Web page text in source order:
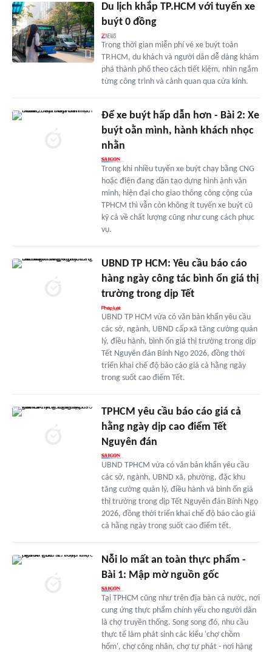
Du lịch khắp TP.HCM với tuyến xe
buýt 0 đồng
Trong thời gian miễn phí vé xe buýt toàn
TP.HCM, du khách và người dân dễ dàng khám
phá thành phố theo cách tiết kiệm, nhìn ngắm
từng công trình và cảnh quan qua cửa kính.
Để xe buýt hấp dẫn hơn - Bài 2: Xe
buýt oằn mình, hành khách nhọc
nhằn
Trong khi nhiều tuyến xe buýt chạy bằng CNG
hoặc điện đang dần tạo dựng hình ảnh văn
minh, hiện đại cho giao thông công cộng của
TPHCM thì vẫn còn không ít tuyến xe buýt cũ
kỹ cả về chất lượng cũng như cung cách phục
vụ.
UBND TP HCM: Yêu cầu báo cáo
hàng ngày công tác bình ổn giá thị
trường trong dịp Tết
UBND TP HCM vừa có văn bản khẩn yêu cầu
các sở, ngành, UBND cấp xã tăng cường quản
lý, điều hành, bình ổn giá thị trường trong dịp
Tết Nguyên đán Bính Ngọ 2026, đồng thời
triển khai chế độ báo cáo giá cả hằng ngày
trong suốt cao điểm Tết.
TPHCM yêu cầu báo cáo giá cả
hằng ngày dịp cao điểm Tết
Nguyên đán
UBND TPHCM vừa có văn bản khẩn yêu cầu
các sở, ngành, UBND xã, phường, đặc khu
tăng cường quản lý, điều hành và bình ổn giá
thị trường trong dịp Tết Nguyên đán Bính Ngọ
2026, đồng thời triển khai chế độ báo cáo giá
cả hằng ngày trong suốt cao điểm tết.
Nỗi lo mất an toàn thực phẩm -
Bài 1: Mập mờ nguồn gốc
Tại TPHCM cũng như trên địa bàn cả nước, nơi
cung ứng thực phẩm chính yếu cho người dân
là chợ truyền thống. Song song đó, nhu cầu
thực tế làm phát sinh các kiểu 'chợ chồm
hổm', chợ công nhân, chợ tự phát - nơi hàng